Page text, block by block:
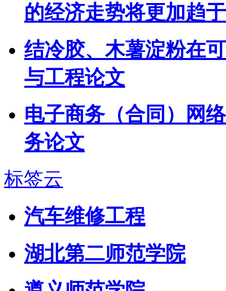
的经济走势将更加趋
结冷胶、木薯淀粉在
与工程论文
电子商务（合同）网
务论文
标签云
汽车维修工程
湖北第二师范学院